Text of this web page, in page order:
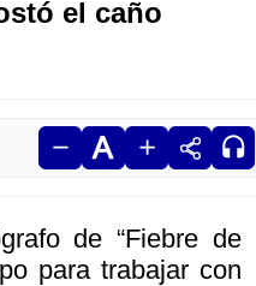
el caño
de “Fiebre de
para trabajar con